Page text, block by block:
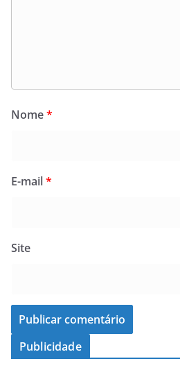
Nome*
E-mail*
Site
Publicidade